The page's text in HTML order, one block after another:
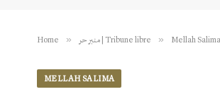
Home » منبر حر | Tribune libre » Mellah Salima
MELLAH SALIMA